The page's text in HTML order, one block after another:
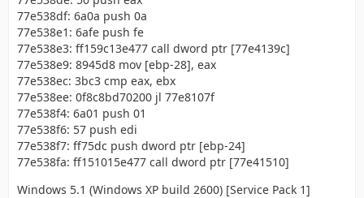
77e538df: 6a0a push 0a
77e538e1: 6afe push fe
77e538e3: ff159c13e477 call dword ptr [77e4139c]
77e538e9: 8945d8 mov [ebp-28], eax
77e538ec: 3bc3 cmp eax, ebx
77e538ee: 0f8c8bd70200 jl 77e8107f
77e538f4: 6a01 push 01
77e538f6: 57 push edi
77e538f7: ff75dc push dword ptr [ebp-24]
77e538fa: ff151015e477 call dword ptr [77e41510]
Windows 5.1 (Windows XP build 2600) [Service Pack 1]